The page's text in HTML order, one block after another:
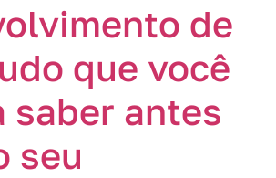
de
que você
saber antes
seu